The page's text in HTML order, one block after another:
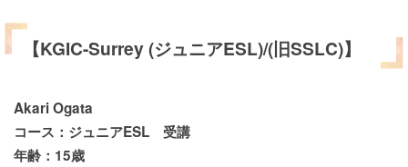
【KGIC-Surrey (ジュニアESL)/(旧SSLC)】
Akari Ogata
コース：ジュニアESL 受講
年齢：15歳